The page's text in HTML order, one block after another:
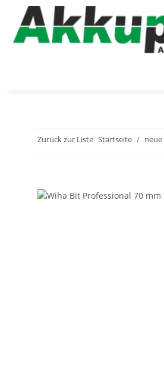
Zurück zur Liste Startseite